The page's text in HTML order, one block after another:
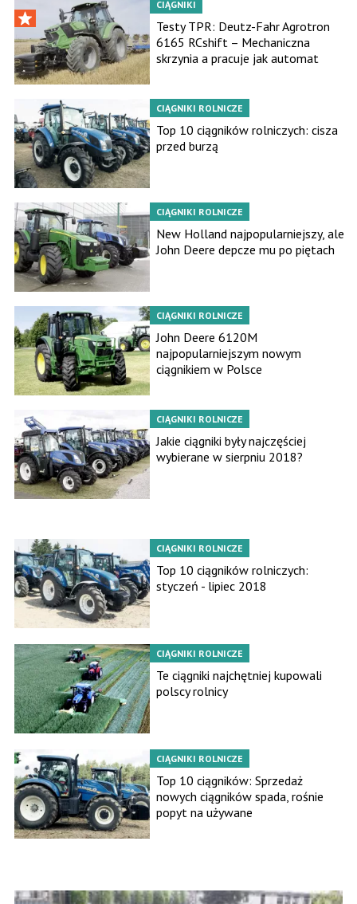
CIĄGNIKI
Testy TPR: Deutz-Fahr Agrotron
6165 RCshift – Mechaniczna
skrzynia a pracuje jak automat
CIĄGNIKI ROLNICZE
Top 10 ciągników rolniczych: cisza
przed burzą
CIĄGNIKI ROLNICZE
New Holland najpopularniejszy, ale
John Deere depcze mu po piętach
CIĄGNIKI ROLNICZE
John Deere 6120M
najpopularniejszym nowym
ciągnikiem w Polsce
CIĄGNIKI ROLNICZE
Jakie ciągniki były najczęściej
wybierane w sierpniu 2018?
CIĄGNIKI ROLNICZE
Top 10 ciągników rolniczych:
styczeń - lipiec 2018
CIĄGNIKI ROLNICZE
Te ciągniki najchętniej kupowali
polscy rolnicy
CIĄGNIKI ROLNICZE
Top 10 ciągników: Sprzedaż
nowych ciągników spada, rośnie
popyt na używane